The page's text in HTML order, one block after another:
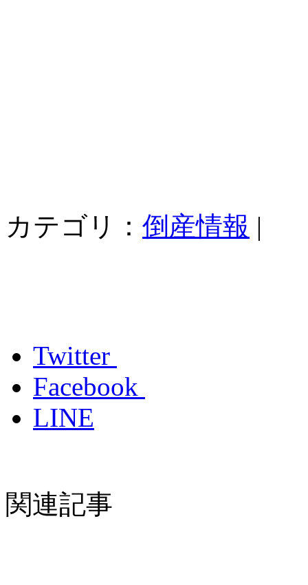
カテゴリ： 倒産情報 |
Twitter
Facebook
LINE
関連記事